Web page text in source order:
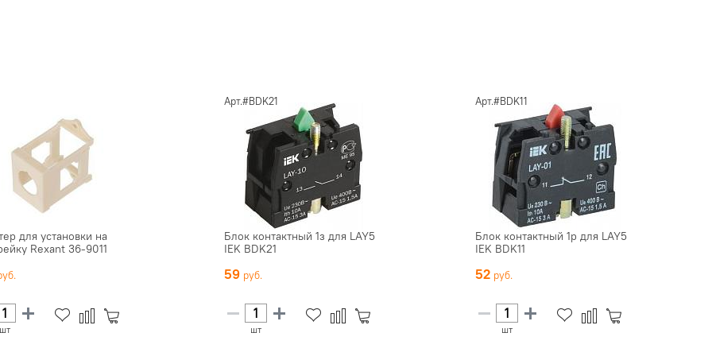
для установки на
Rexant 36-9011
шт
Арт.#BDK21
Блок контактный 1з для LAY5
IEK BDK21
59
шт
Арт.#BDK11
Блок контактный 1р для LAY5
IEK BDK11
52
шт